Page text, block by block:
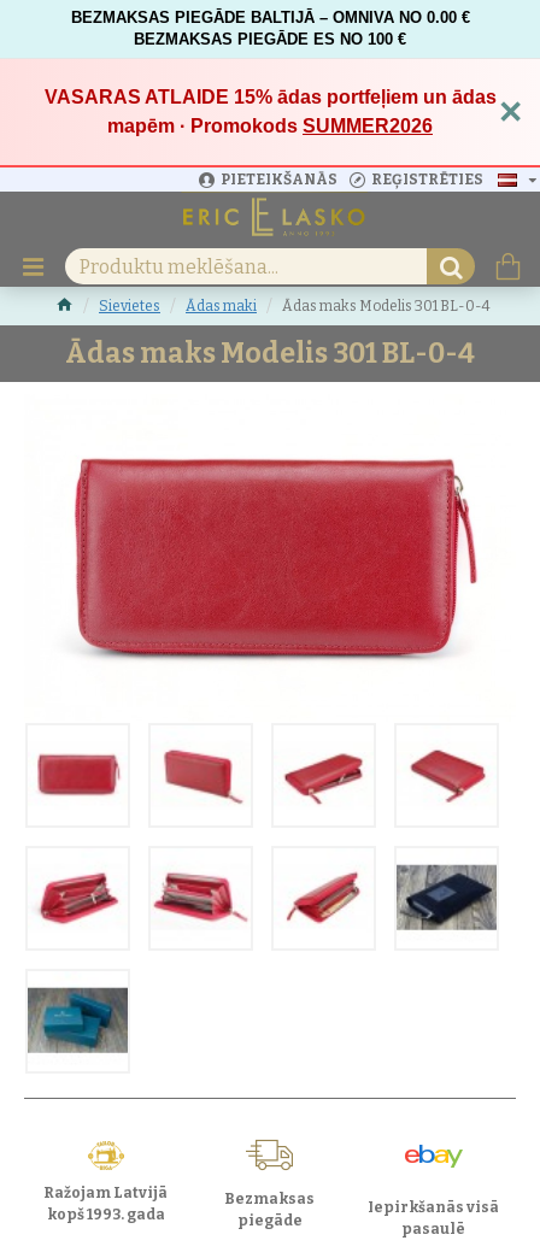
BEZMAKSAS PIEGĀDE BALTIJĀ – OMNIVA NO 0.00 €
BEZMAKSAS PIEGĀDE ES NO 100 €
VASARAS ATLAIDE 15%ādas portfeļiem un ādas
mapēm · Promokods SUMMER2026 ×
PIETEIKŠANĀS REĢISTRĒTIES
Sievietes Ādas maki Ādas maks Modelis 301 BL-0-4
Ādas maks Modelis 301 BL-0-4
Ražojam Latvijā
kopš 1993. gada
Bezmaksas
piegāde
Iepirkšanās visā
pasaulē